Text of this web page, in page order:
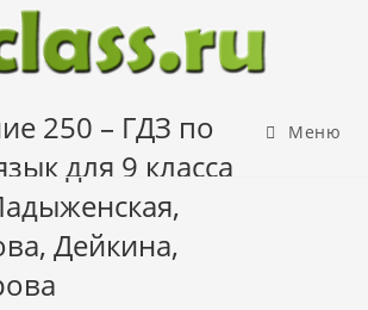
Меню
250 – ГДЗ по
для 9 класса
Дейкина,